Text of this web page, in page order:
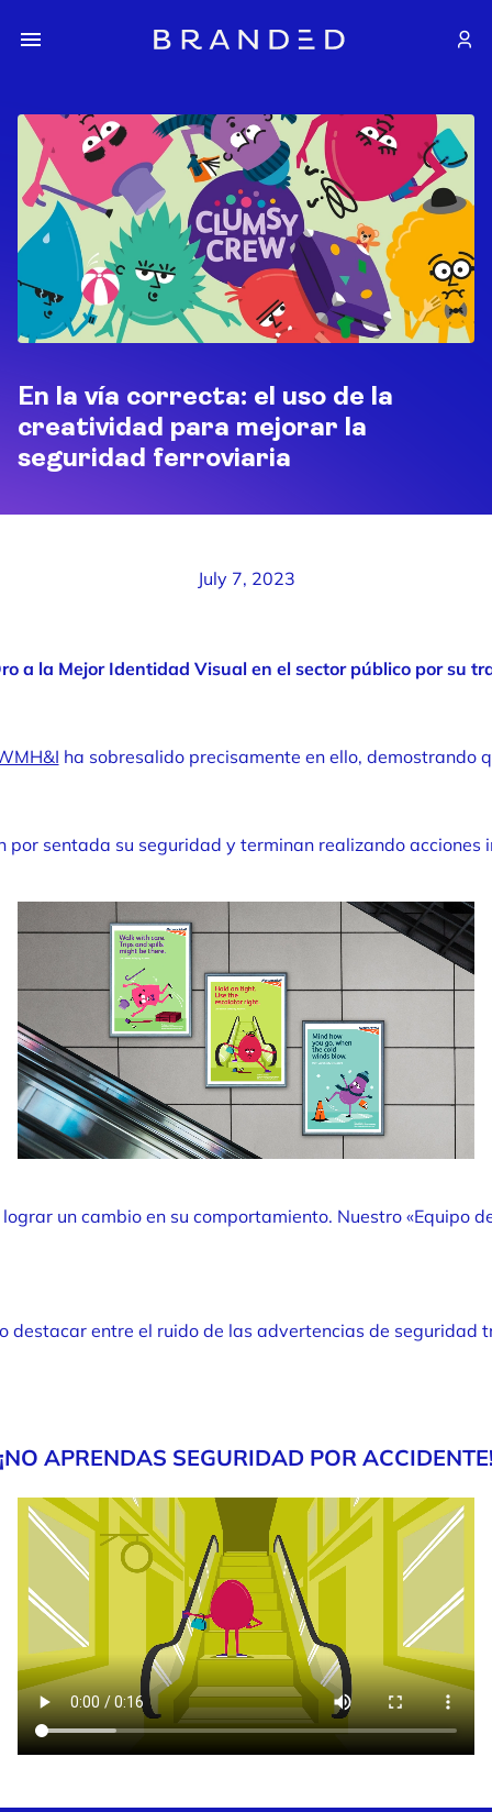
En la vía correcta: el uso de la
creatividad para mejorar la
seguridad ferroviaria
July 7, 2023
a la Mejor Identidad Visual en el sector público por su
ha sobresalido precisamente en ello, demostrando
sentada su seguridad y terminan realizando
un cambio en su comportamiento. Nuestro «Equipo
entre el ruido de las advertencias de
APRENDAS SEGURIDAD POR